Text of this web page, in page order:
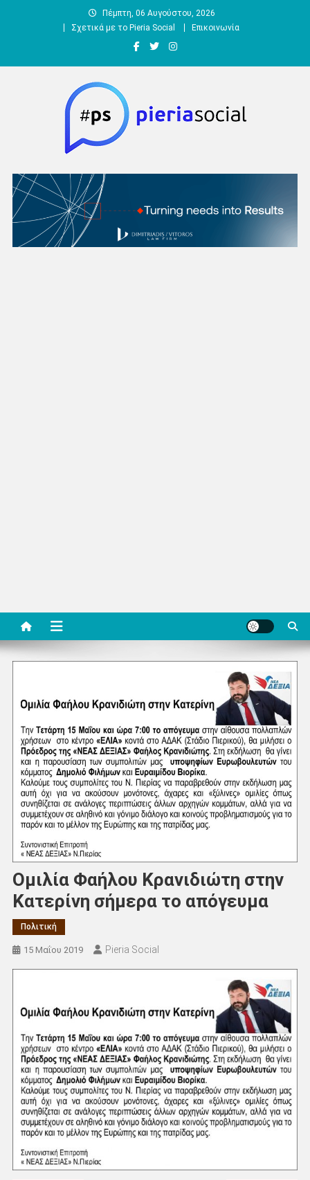
Πέμπτη, 06 Αυγούστου, 2026
Σχετικά με το Pieria Social
Επικοινωνία
Pieria Social
Ομιλία Φαήλου Κρανιδιώτη στην
Κατερίνη σήμερα το απόγευμα
Πολιτική
15 Μαΐου 2019 Pieria Social